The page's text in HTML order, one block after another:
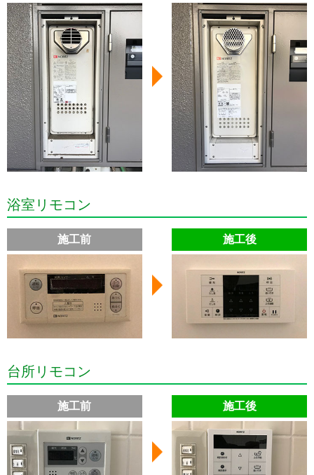
浴室リモコン
施工前 施工後
台所リモコン
施工前 施工後